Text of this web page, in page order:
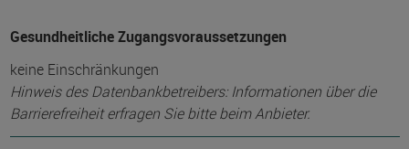
Gesundheitliche Zugangsvoraussetzungen
keine Einschränkungen
Hinweis des Datenbankbetreibers: Informationen über die
Barrierefreiheit erfragen Sie bitte beim Anbieter.